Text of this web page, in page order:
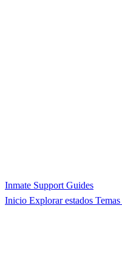
Inmate Support Guides
Inicio Explorar estados Temas